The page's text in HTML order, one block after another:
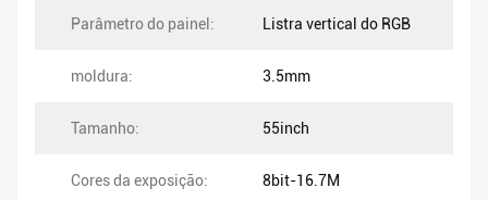
Parâmetro do painel: Listra vertical do RGB
moldura: 3.5mm
Tamanho: 55inch
Cores da exposição: 8bit-16.7M